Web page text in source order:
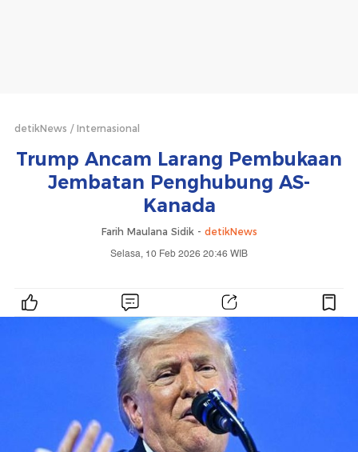
detikNews Internasional
Trump Ancam Larang Pembukaan
Jembatan Penghubung AS-
Kanada
Farih Maulana Sidik - detikNews
Selasa, 10 Feb 2026 20:46 WIB